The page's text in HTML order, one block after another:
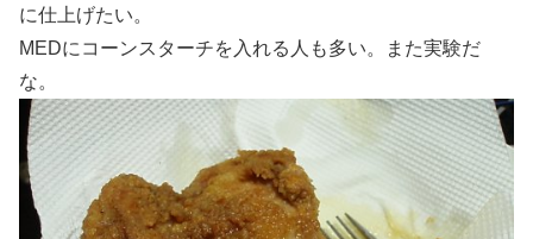
に仕上げたい。
MEDにコーンスターチを入れる人も多い。また実験だ
な。